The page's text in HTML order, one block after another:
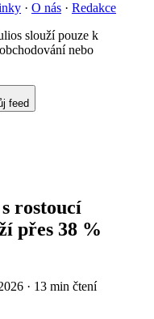
· O nás · Redakce
slouží pouze k
nebo
feed
rostoucí
přes 38 %
· 13 min čtení